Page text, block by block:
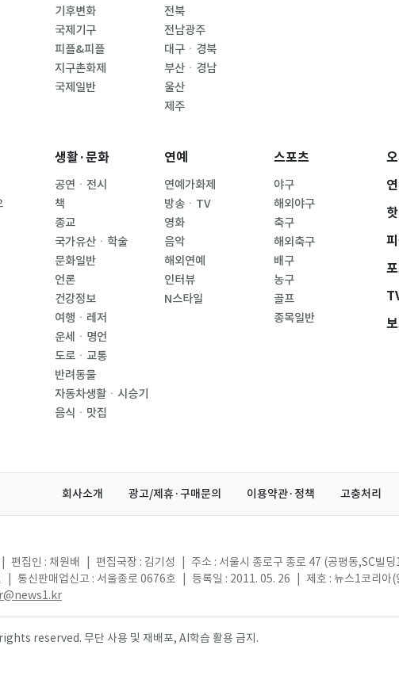
기후변화
국제기구
피플&피플
지구촌화제
국제일반
전북
전남광주
대구ㆍ경북
부산ㆍ경남
울산
제주
생활·문화
공연ㆍ전시
책
종교
국가유산ㆍ학술
문화일반
언론
건강정보
여행ㆍ레저
운세ㆍ명언
도로ㆍ교통
반려동물
자동차생활ㆍ시승기
음식ㆍ맛집
연예
연예가화제
방송ㆍTV
영화
음악
해외연예
인터뷰
N스타일
스포츠
야구
해외야구
축구
해외축구
배구
농구
골프
종목일반
회사소개 광고/제휴·구매문의 이용약관·정책 고충처리
편집인 : 채원배 편집국장 : 김기성
주소 : 서울시 종로구 종로 47 (공평동,SC빌
통신판매업신고 : 서울종로 0676호 등록일 : 2011. 05. 26
제호 : 뉴스1코리아
reserved. 무단 사용 및 재배포, AI학습 활용 금지.